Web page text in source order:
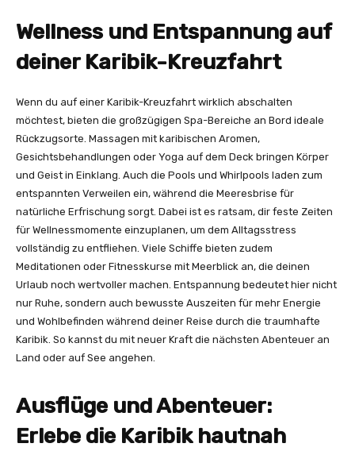
Wellness und Entspannung auf
deiner Karibik-Kreuzfahrt
Wenn du auf einer Karibik-Kreuzfahrt wirklich abschalten
möchtest, bieten die großzügigen Spa-Bereiche an Bord ideale
Rückzugsorte. Massagen mit karibischen Aromen,
Gesichtsbehandlungen oder Yoga auf dem Deck bringen Körper
und Geist in Einklang. Auch die Pools und Whirlpools laden zum
entspannten Verweilen ein, während die Meeresbrise für
natürliche Erfrischung sorgt. Dabei ist es ratsam, dir feste Zeiten
für Wellnessmomente einzuplanen, um dem Alltagsstress
vollständig zu entfliehen. Viele Schiffe bieten zudem
Meditationen oder Fitnesskurse mit Meerblick an, die deinen
Urlaub noch wertvoller machen. Entspannung bedeutet hier nicht
nur Ruhe, sondern auch bewusste Auszeiten für mehr Energie
und Wohlbefinden während deiner Reise durch die traumhafte
Karibik. So kannst du mit neuer Kraft die nächsten Abenteuer an
Land oder auf See angehen.
Ausflüge und Abenteuer:
Erlebe die Karibik hautnah